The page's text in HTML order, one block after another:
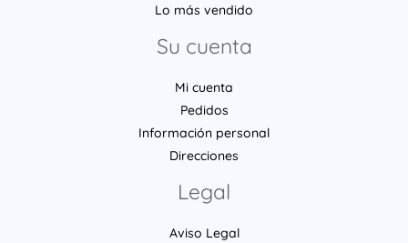
Lo más vendido
Su cuenta
Mi cuenta
Pedidos
Información personal
Direcciones
Legal
Aviso Legal